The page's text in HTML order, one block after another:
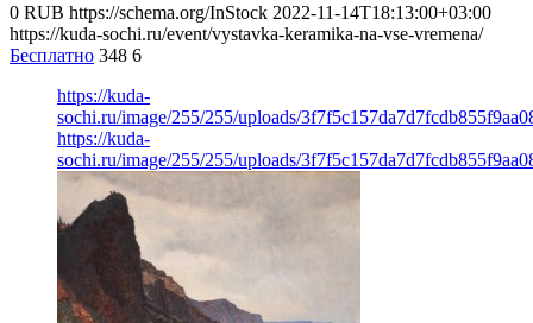
0 RUB https://schema.org/InStock 2022-11-14T18:13:00+03:00
https://kuda-sochi.ru/event/vystavka-keramika-na-vse-vremena/
Бесплатно 348 6
https://kuda-
sochi.ru/image/255/255/uploads/
https://kuda-
sochi.ru/image/255/255/uploads/